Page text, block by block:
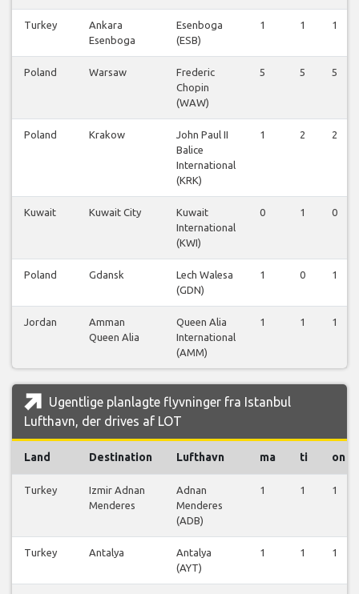
Turkey
Ankara
Esenboga
Esenboga
(ESB)
1 1 1
Poland Warsaw
Frederic
Chopin
(WAW)
5 5 5
Poland Krakow
John Paul II
Balice
International
(KRK)
1 2 2
Kuwait Kuwait City
Kuwait
International
(KWI)
0 1 0
Poland Gdansk
Lech Walesa
(GDN)
1 0 1
Jordan
Amman
Queen Alia
Queen Alia
International
(AMM)
1 1 1
Ugentlige planlagte flyvninger fra Istanbul
Lufthavn, der drives af LOT
Land Destination Lufthavn ma ti on
Turkey
Izmir Adnan
Menderes
Adnan
Menderes
(ADB)
1 1 1
Turkey Antalya
Antalya
(AYT)
1 1 1